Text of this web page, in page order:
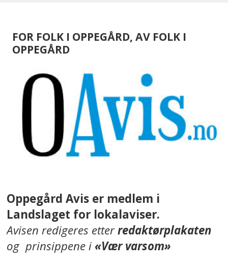
FOR FOLK I OPPEGÅRD, AV FOLK I
OPPEGÅRD
Oppegård Avis er medlem i
Landslaget for lokalaviser.
Avisen redigeres etterredaktørplakaten
og prinsippene i«Vær varsom»